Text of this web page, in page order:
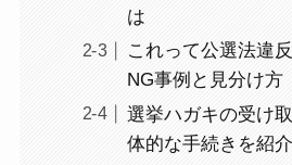
は
これって公選法違
NG事例と見分け方
選挙ハガキの受け
体的な手続きを紹介